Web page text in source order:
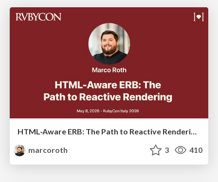
HTML-Aware ERB: The Path to Reactive Rendering @ RubyCon 2026, Rimini, Italy
marcoroth
3 410